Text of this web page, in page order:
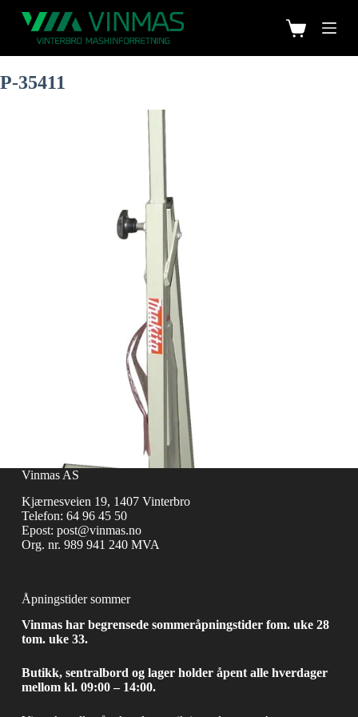
P-35411
Vinmas AS
Kjærnesveien 19, 1407 Vinterbro
Telefon: 64 96 45 50
Epost: post@vinmas.no
Org. nr. 989 941 240 MVA
Åpningstider sommer
Vinmas har begrensede sommeråpningstider fom. uke 28
tom. uke 33.
Butikk, sentralbord og lager holder åpent alle hverdager
mellom kl. 09:00 – 14:00.